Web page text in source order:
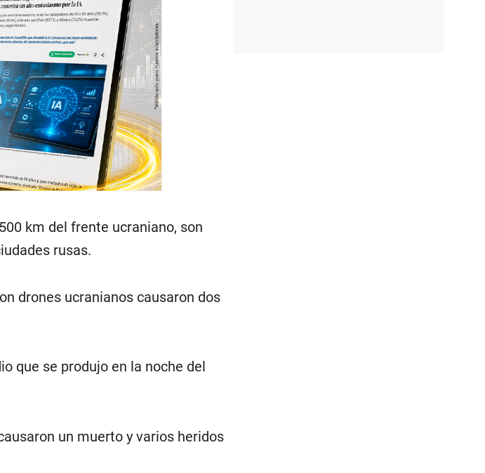
km del frente ucraniano, son
rusas.
drones ucranianos causaron dos
que se produjo en la noche del
un muerto y varios heridos